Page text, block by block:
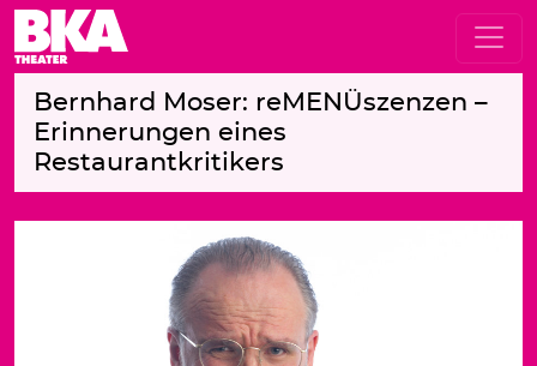
Bernhard Moser: reMENÜszenzen –
Erinnerungen eines
Restaurantkritikers